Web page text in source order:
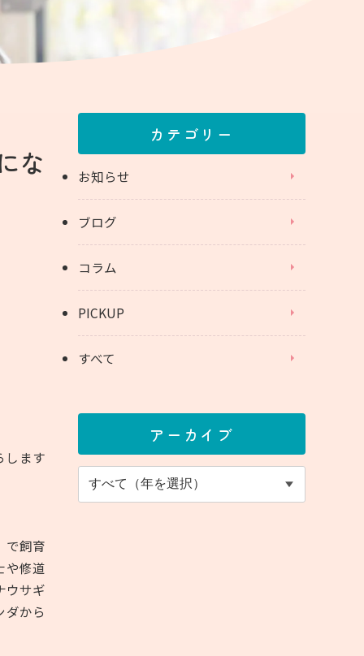
な
します
で飼育
や修道
ウサギ
ダから
カテゴリー
お知らせ
ブログ
コラム
PICKUP
すべて
アーカイブ